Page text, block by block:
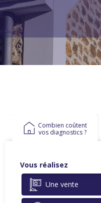
Combien coûtent
vos diagnostics ?
Vous réalisez
Une vente